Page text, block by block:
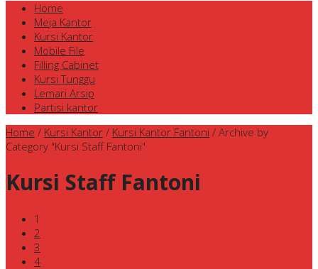
Home
Meja Kantor
Kursi Kantor
Mobile File
Filling Cabinet
Kursi Tunggu
Lemari Arsip
Partisi kantor
Home / Kursi Kantor / Kursi Kantor Fantoni / Archive by
Category "Kursi Staff Fantoni"
Kursi Staff Fantoni
1
2
3
4